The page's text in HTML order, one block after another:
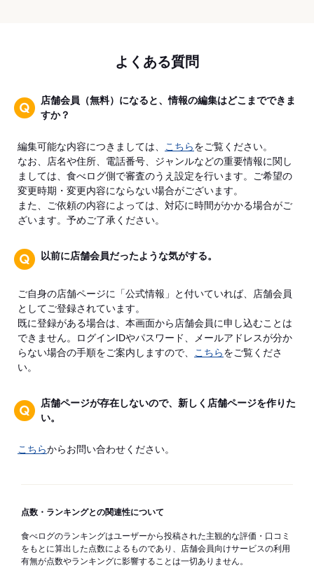
よくある質問
店舗会員（無料）になると、情報の編集はどこまでできま
すか？
編集可能な内容につきましては、 こちらをご覧ください。
なお、店名や住所、電話番号、ジャンルなどの重要情報に関し
ましては、食べログ側で審査のうえ設定を行います。ご希望の
変更時期・変更内容にならない場合がございます。
また、ご依頼の内容によっては、対応に時間がかかる場合がご
ざいます。予めご了承ください。
以前に店舗会員だったような気がする。
ご自身の店舗ページに「公式情報」と付いていれば、店舗会員
としてご登録されています。
既に登録がある場合は、本画面から店舗会員に申し込むことは
できません。ログインIDやパスワード、メールアドレスが分か
らない場合の手順をご案内しますので、
こちらをご覧くださ
い。
店舗ページが存在しないので、新しく店舗ページを作りた
い。
こちらからお問い合わせください。
点数・ランキングとの関連性について
食べログのランキングはユーザーから投稿された主観的な評価・口コミ
をもとに算出した点数によるものであり、店舗会員向けサービスの利用
有無が点数やランキングに影響することは一切ありません。